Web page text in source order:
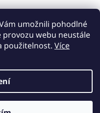
umožnili pohodlné
provozu webu neustále
použitelnost. Více